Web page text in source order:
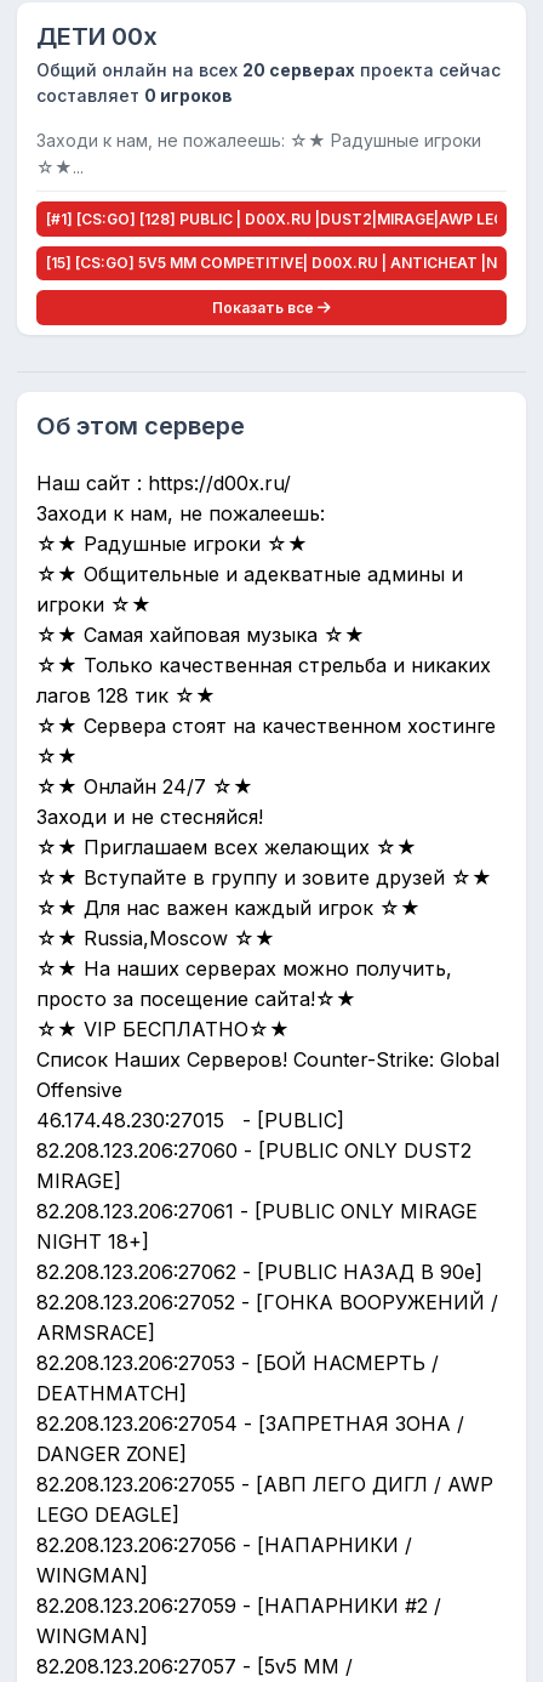
ДЕТИ 00х
Общий онлайн на всех 20 серверах проекта сейчас
составляет 0 игроков
Заходи к нам, не пожалеешь: ☆★ Радушные игроки
☆★...
[#1] [CS:GO] [128] PUBLIC | D00X.RU |DUST2|MIRAGE|AWP
[15] [CS:GO] 5V5 MM COMPETITIVE| D00X.RU | ANTICHEAT |NO
Показать все
Об этом сервере
Наш сайт : https://d00x.ru/
Заходи к нам, не пожалеешь:
☆★ Радушные игроки ☆★
☆★ Общительные и адекватные админы и
игроки ☆★
☆★ Самая хайповая музыка ☆★
☆★ Только качественная стрельба и никаких
лагов 128 тик ☆★
☆★ Сервера стоят на качественном хостинге
☆★
☆★ Онлайн 24/7 ☆★
Заходи и не стесняйся!
☆★ Приглашаем всех желающих ☆★
☆★ Вступайте в группу и зовите друзей ☆★
☆★ Для нас важен каждый игрок ☆★
☆★ Russia,Moscow ☆★
☆★ На наших серверах можно получить,
просто за посещение сайта!☆★
☆★ VIP БЕСПЛАТНО☆★
Список Наших Серверов! Counter-Strike: Global
Offensive
46.174.48.230:27015 - [PUBLIC]
82.208.123.206:27060 - [PUBLIC ONLY DUST2
MIRAGE]
82.208.123.206:27061 - [PUBLIC ONLY MIRAGE
NIGHT 18+]
82.208.123.206:27062 - [PUBLIC НАЗАД В 90е]
82.208.123.206:27052 - [ГОНКА ВООРУЖЕНИЙ /
ARMSRACE]
82.208.123.206:27053 - [БОЙ НАСМЕРТЬ /
DEATHMATCH]
82.208.123.206:27054 - [ЗАПРЕТНАЯ ЗОНА /
DANGER ZONE]
82.208.123.206:27055 - [АВП ЛЕГО ДИГЛ / AWP
LEGO DEAGLE]
82.208.123.206:27056 - [НАПАРНИКИ /
WINGMAN]
82.208.123.206:27059 - [НАПАРНИКИ #2 /
WINGMAN]
82.208.123.206:27057 - [5v5 ММ /